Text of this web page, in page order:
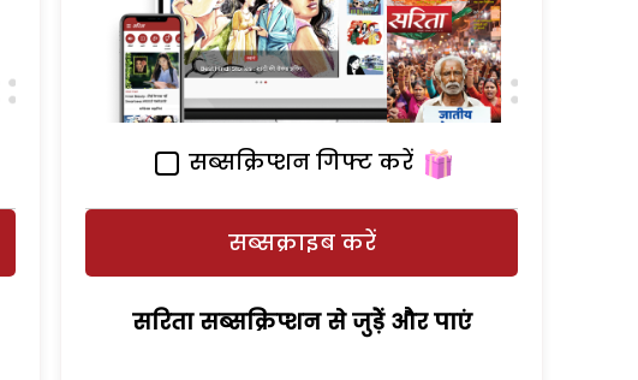
सब्सक्रिप्शन गिफ्ट करें
सब्सक्राइब करें
सरिता सब्सक्रिप्शन से जुड़ेें और पाएं